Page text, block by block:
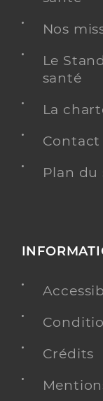
Nos
Le
santé
La
Contact
Plan du
Crédits